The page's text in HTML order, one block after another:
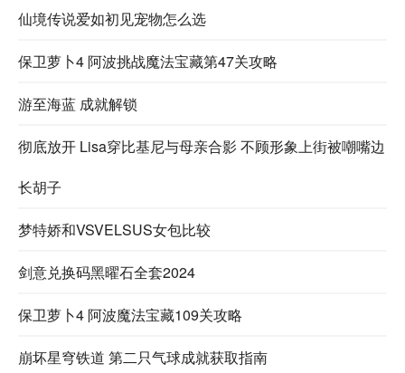
仙境传说爱如初见宠物怎么选
保卫萝卜4 阿波挑战魔法宝藏第47关攻略
游至海蓝 成就解锁
彻底放开 Lisa穿比基尼与母亲合影 不顾形象上街被嘲嘴边
长胡子
梦特娇和VSVELSUS女包比较
剑意兑换码黑曜石全套2024
保卫萝卜4 阿波魔法宝藏109关攻略
崩坏星穹铁道 第二只气球成就获取指南